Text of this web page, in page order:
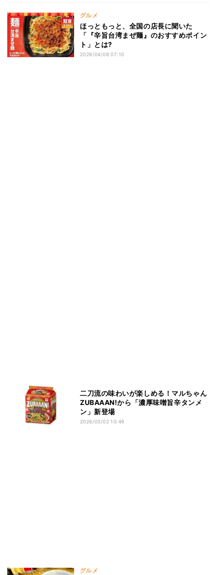
グルメ
ほっともっと、全国の店長に聞いた
「『辛旨台湾まぜ麺』のおすすめポイン
ト」とは?
2026/04/08 07:10
二刀流の味わいが楽しめる！マルちゃん
ZUBAAAN!から「濃厚味噌旨辛タンメ
ン」新登場
2026/03/02 10:49
グルメ